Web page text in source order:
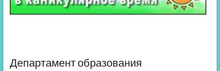
Департамент образования